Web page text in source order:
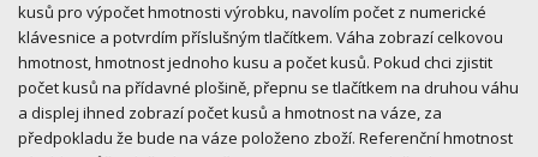
kusů pro výpočet hmotnosti výrobku, navolím počet z numerické
klávesnice a potvrdím příslušným tlačítkem. Váha zobrazí celkovou
hmotnost, hmotnost jednoho kusu a počet kusů. Pokud chci zjistit
počet kusů na přídavné plošině, přepnu se tlačítkem na druhou váhu
a displej ihned zobrazí počet kusů a hmotnost na váze, za
předpokladu že bude na váze položeno zboží. Referenční hmotnost